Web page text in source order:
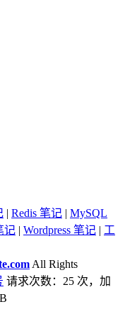
| Redis 笔记 | MySQL
记 | Wordpress 笔记 | 工
All Rights
请求次数：25 次，加